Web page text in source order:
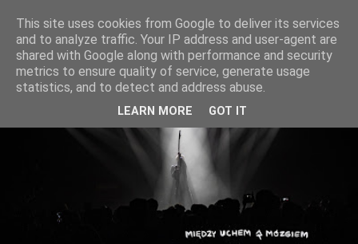
This site uses cookies from Google to deliver its services
and to analyze traffic. Your IP address and user-agent are
shared with Google along with performance and security
metrics to ensure quality of service, generate usage
statistics, and to detect and address abuse.
LEARN MORE GOT IT